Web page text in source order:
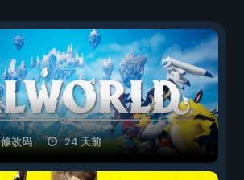
改码 24 天前